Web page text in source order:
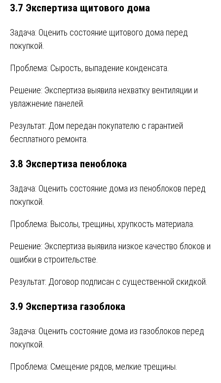
3.7 Экспертиза щитового дома
Задача: Оценить состояние щитового дома перед
покупкой.
Проблема: Сырость, выпадение конденсата.
Решение: Экспертиза выявила нехватку вентиляции и
увлажнение панелей.
Результат: Дом передан покупателю с гарантией
бесплатного ремонта.
3.8 Экспертиза пеноблока
Задача: Оценить состояние дома из пеноблоков перед
покупкой.
Проблема: Высолы, трещины, хрупкость материала.
Решение: Экспертиза выявила низкое качество блоков и
ошибки в строительстве.
Результат: Договор подписан с существенной скидкой.
3.9 Экспертиза газоблока
Задача: Оценить состояние дома из газоблоков перед
покупкой.
Проблема: Смещение рядов, мелкие трещины.